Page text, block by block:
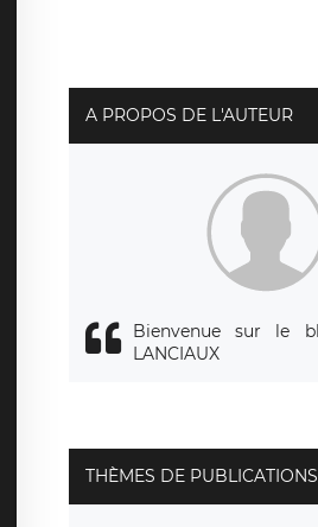
rue Léopold Sédar Senghor,
également le droit d’introduire une
d’une autorité de contrôle.
A PROPOS DE L'AUTEUR
Bienvenue sur le
LANCIAUX
THÈMES DE PUBLICATIONS